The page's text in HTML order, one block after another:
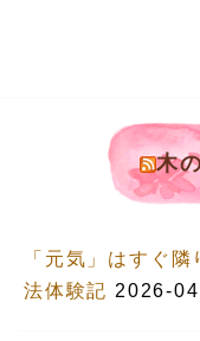
木
「元気」はすぐ
法体験記 2026-